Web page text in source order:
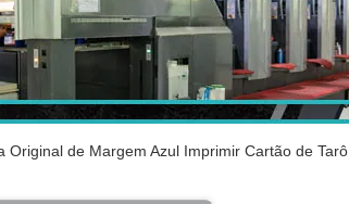
Original de Margem Azul Imprimir Cartão de